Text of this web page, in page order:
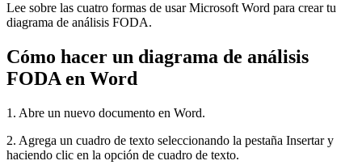
Lee sobre las cuatro formas de usar Microsoft Word para crear tu
diagrama de análisis FODA.
Cómo hacer un diagrama de análisis
FODA en Word
1. Abre un nuevo documento en Word.
2. Agrega un cuadro de texto seleccionando la pestaña Insertar y
haciendo clic en la opción de cuadro de texto.